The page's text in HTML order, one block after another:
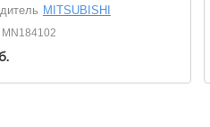
MITSUBISHI